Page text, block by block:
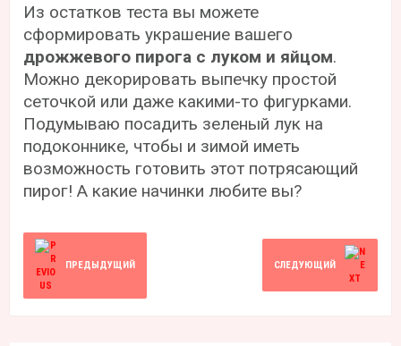
Из остатков теста вы можете
сформировать украшение вашего
дрожжевого пирога с луком и яйцом.
Можно декорировать выпечку простой
сеточкой или даже какими-то фигурками.
Подумываю посадить зеленый лук на
подоконнике, чтобы и зимой иметь
возможность готовить этот потрясающий
пирог! А какие начинки любите вы?
ПРЕДЫДУЩИЙ СЛЕДУЮЩИЙ